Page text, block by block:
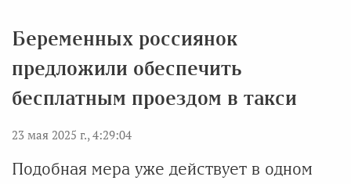
Беременных россиянок
предложили обеспечить
бесплатным проездом в такси
23 мая 2025 г., 4:29:04
Подобная мера уже действует в одном